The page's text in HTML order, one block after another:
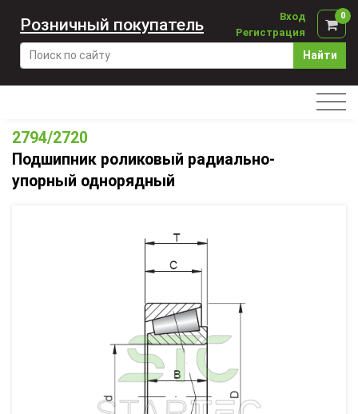
Найти
Вход
Регистрация
0
Розничный покупатель
2794/2720
Подшипник роликовый радиально-
упорный однорядный